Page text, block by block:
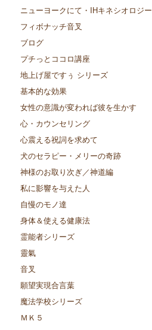
ニューヨークにて・IHキネシオロジー
フィボナッチ音叉
ブログ
プチっとココロ講座
地上げ屋ですぅ シリーズ
基本的な効果
女性の意識が変われば彼を生かす
心・カウンセリング
心震える祝詞を求めて
犬のセラピー・メリーの奇跡
神様のお取り次ぎ／神道編
私に影響を与えた人
自慢のモノ達
身体＆使える健康法
霊能者シリーズ
靈氣
音叉
願望実現合言葉
魔法学校シリーズ
ＭＫ５